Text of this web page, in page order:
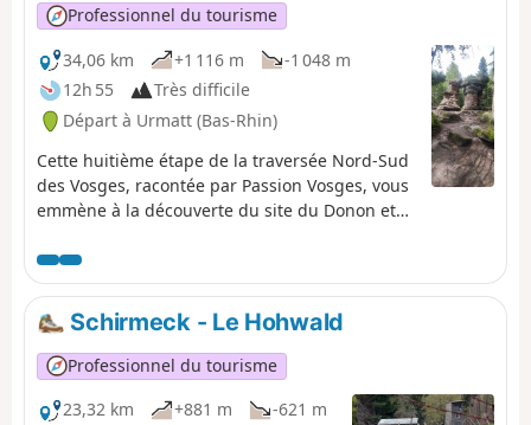
Professionnel du tourisme
34,06 km
+1 116 m
-1 048 m
12h 55
Très difficile
Départ à Urmatt (Bas-Rhin)
Cette huitième étape de la traversée Nord-Sud
des Vosges, racontée par Passion Vosges, vous
emmène à la découverte du site du Donon et
randonnée est assuré par Romain Gascon et
vous pouvez le retrouver - comme l'ensemble
des étapes de la traversée- dans Passion
Vosges, le magazine des randonneurs édité
par les DNA et L'Alsace.
Schirmeck - Le Hohwald
Professionnel du tourisme
23,32 km
+881 m -621 m